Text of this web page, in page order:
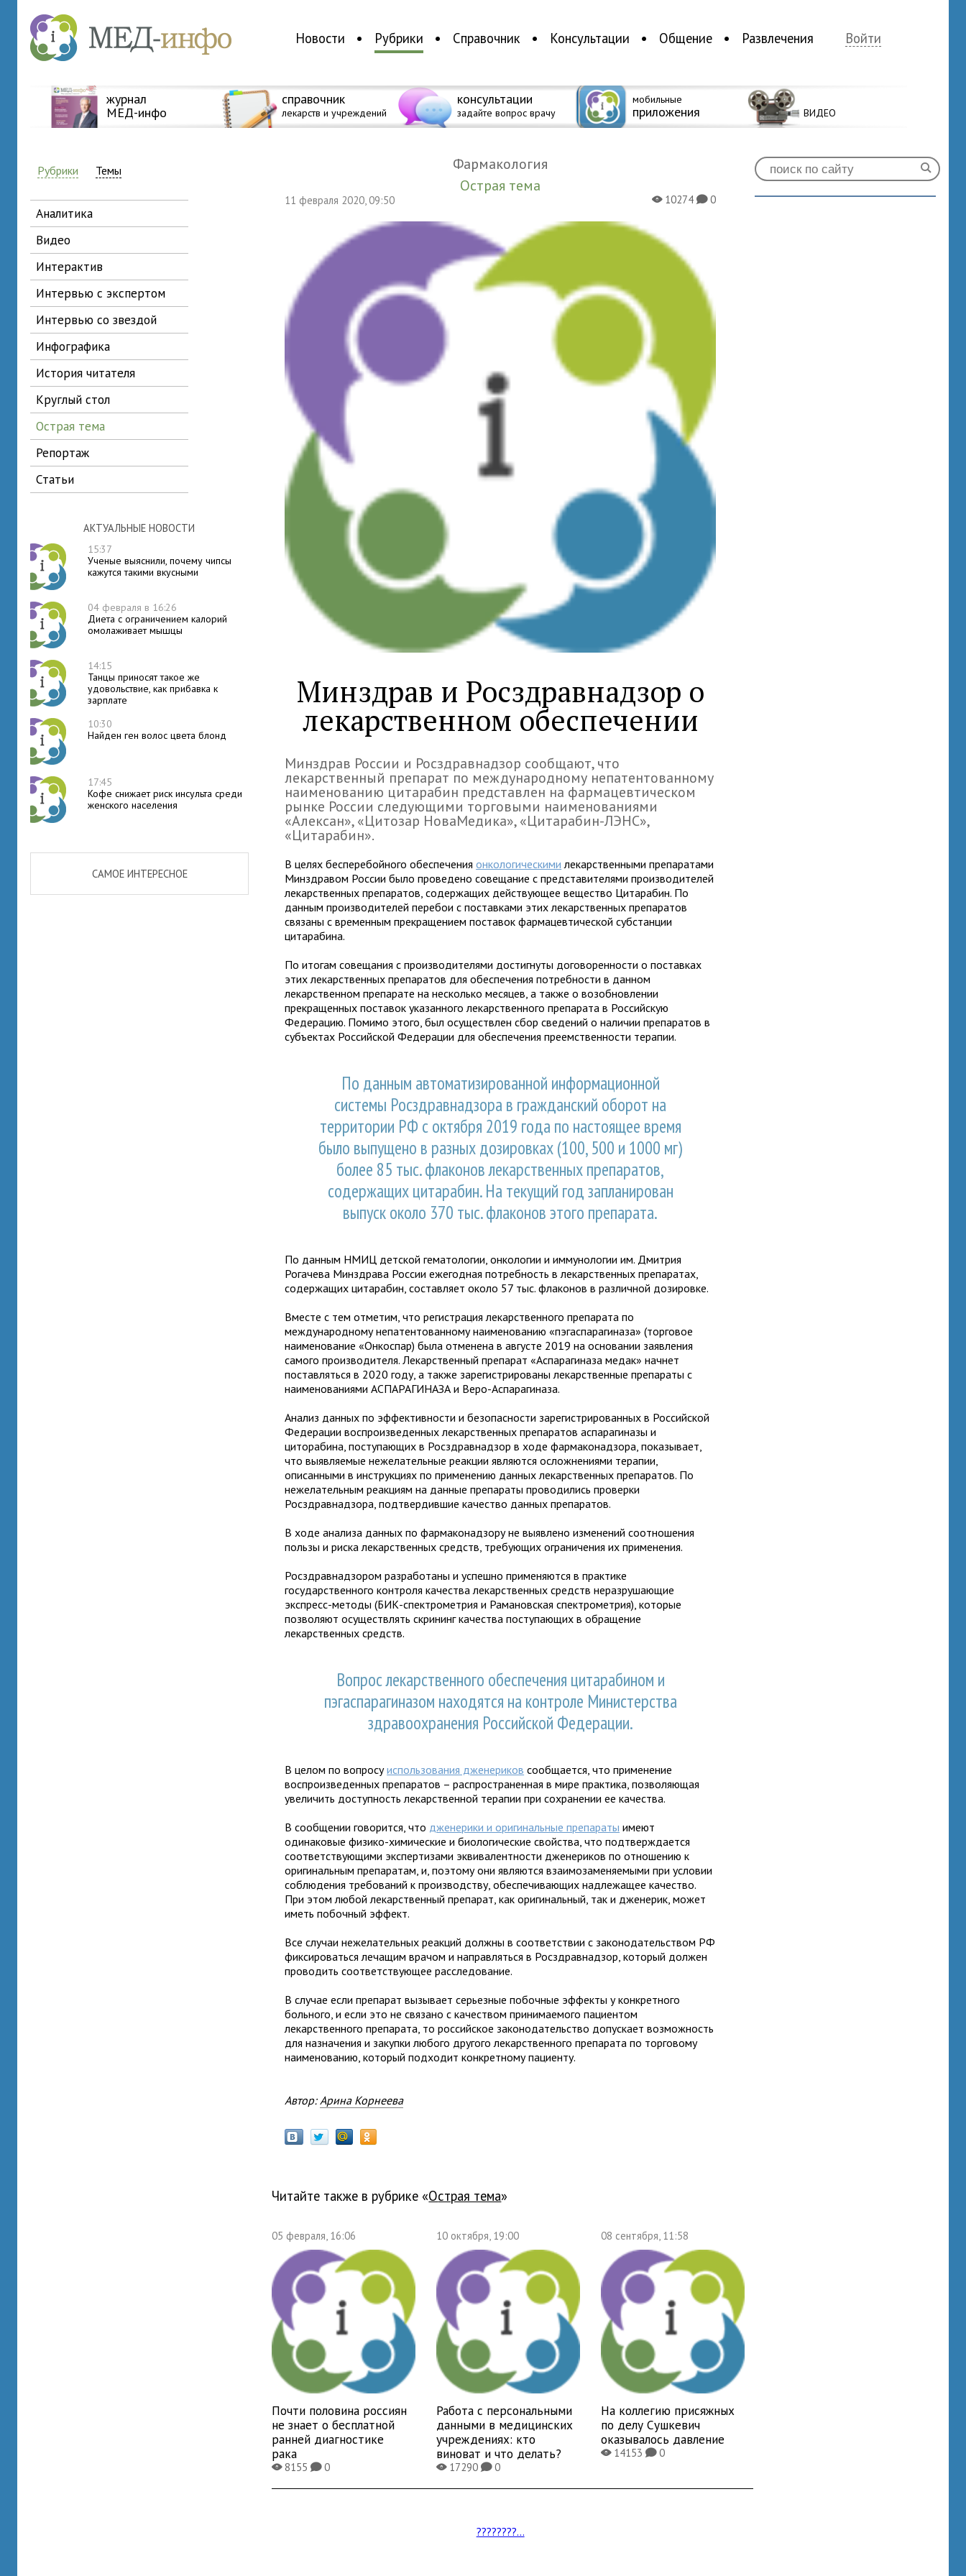
Новости Рубрики Справочник Консультации Общение Развлечения Войти
журнал
МЕД-инфо
справочник
лекарств и учреждений
консультации
задайте вопрос врачу
мобильные
приложения ВИДЕО
Рубрики Темы
аналитика
видео
интерактив
интервью с экспертом
интервью со звездой
инфографика
история читателя
круглый стол
острая тема
репортаж
статьи
АКТУАЛЬНЫЕ НОВОСТИ
15:37
Ученые выяснили, почему чипсы
кажутся такими вкусными
04 февраля в 16:26
Диета с ограничением калорий
омолаживает мышцы
14:15
Танцы приносят такое же
удовольствие, как прибавка к
зарплате
10:30
Найден ген волос цвета блонд
17:45
Кофе снижает риск инсульта среди
женского населения
САМОЕ ИНТЕРЕСНОЕ
Фармакология
Острая тема
11 февраля 2020, 09:50 X10274K0
Минздрав и Росздравнадзор о
лекарственном обеспечении
Минздрав России и Росздравнадзор сообщают, что
лекарственный препарат по международному непатентованному
наименованию цитарабин представлен на фармацевтическом
рынке России следующими торговыми наименованиями
«Алексан», «Цитозар НоваМедика», «Цитарабин-ЛЭНС»,
«Цитарабин».
В целях бесперебойного обеспеченияонкологическими лекарственными препаратами
Минздравом России было проведено совещание с представителями производителей
лекарственных препаратов, содержащих действующее вещество Цитарабин. По
данным производителей перебои с поставками этих лекарственных препаратов
связаны с временным прекращением поставок фармацевтической субстанции
цитарабина.
По итогам совещания с производителями достигнуты договоренности о поставках
этих лекарственных препаратов для обеспечения потребности в данном
лекарственном препарате на несколько месяцев, а также о возобновлении
прекращенных поставок указанного лекарственного препарата в Российскую
Федерацию. Помимо этого, был осуществлен сбор сведений о наличии препаратов в
субъектах Российской Федерации для обеспечения преемственности терапии.
По данным автоматизированной информационной
системы Росздравнадзора в гражданский оборот на
территории РФ с октября 2019 года по настоящее время
было выпущено в разных дозировках (100, 500 и 1000 мг)
более 85 тыс. флаконов лекарственных препаратов,
содержащих цитарабин. На текущий год запланирован
выпуск около 370 тыс. флаконов этого препарата.
По данным НМИЦ детской гематологии, онкологии и иммунологии им. Дмитрия
Рогачева Минздрава России ежегодная потребность в лекарственных препаратах,
содержащих цитарабин, составляет около 57 тыс. флаконов в различной дозировке.
Вместе с тем отметим, что регистрация лекарственного препарата по
международному непатентованному наименованию «пэгаспарагиназа» (торговое
наименование «Онкоспар) была отменена в августе 2019 на основании заявления
самого производителя. Лекарственный препарат «Аспарагиназа медак» начнет
поставляться в 2020 году, а также зарегистрированы лекарственные препараты с
наименованиями АСПАРАГИНАЗА и Веро-Аспарагиназа.
Анализ данных по эффективности и безопасности зарегистрированных в Российской
Федерации воспроизведенных лекарственных препаратов аспарагиназы и
циторабина, поступающих в Росздравнадзор в ходе фармаконадзора, показывает,
что выявляемые нежелательные реакции являются осложнениями терапии,
описанными в инструкциях по применению данных лекарственных препаратов. По
нежелательным реакциям на данные препараты проводились проверки
Росздравнадзора, подтвердившие качество данных препаратов.
В ходе анализа данных по фармаконадзору не выявлено изменений соотношения
пользы и риска лекарственных средств, требующих ограничения их применения.
Росздравнадзором разработаны и успешно применяются в практике
государственного контроля качества лекарственных средств неразрушающие
экспресс-методы (БИК-спектрометрия и Рамановская спектрометрия), которые
позволяют осуществлять скрининг качества поступающих в обращение
лекарственных средств.
Вопрос лекарственного обеспечения цитарабином и
пэгаспарагиназом находятся на контроле Министерства
здравоохранения Российской Федерации.
В целом по вопросуиспользования дженериков сообщается, что применение
воспроизведенных препаратов – распространенная в мире практика, позволяющая
увеличить доступность лекарственной терапии при сохранении ее качества.
В сообщении говорится, что дженерики и оригинальные препараты имеют
одинаковые физико-химические и биологические свойства, что подтверждается
соответствующими экспертизами эквивалентности дженериков по отношению к
оригинальным препаратам, и, поэтому они являются взаимозаменяемыми при условии
соблюдения требований к производству, обеспечивающих надлежащее качество.
При этом любой лекарственный препарат, как оригинальный, так и дженерик, может
иметь побочный эффект.
Все случаи нежелательных реакций должны в соответствии с законодательством РФ
фиксироваться лечащим врачом и направляться в Росздравнадзор, который должен
проводить соответствующее расследование.
В случае если препарат вызывает серьезные побочные эффекты у конкретного
больного, и если это не связано с качеством принимаемого пациентом
лекарственного препарата, то российское законодательство допускает возможность
для назначения и закупки любого другого лекарственного препарата по торговому
наименованию, который подходит конкретному пациенту.
Автор:Арина Корнеева
Читайте также в рубрике « Острая тема»
05 февраля, 16:06
Почти половина россиян
не знает о бесплатной
ранней диагностике
рака
X8155K0
10 октября, 19:00
Работа с персональными
данными в медицинских
учреждениях: кто
виноват и что делать?
X17290K0
08 сентября, 11:58
На коллегию присяжных
по делу Сушкевич
оказывалось давление
X14153K0
????????...